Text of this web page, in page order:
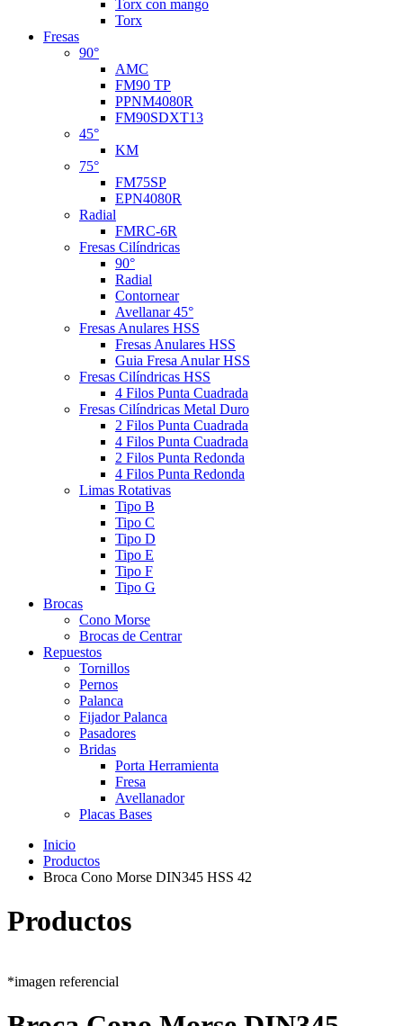
Torx con mango
Torx
Fresas
90°
AMC
FM90 TP
PPNM4080R
FM90SDXT13
45°
KM
75°
FM75SP
EPN4080R
Radial
FMRC-6R
Fresas Cilíndricas
90°
Radial
Contornear
Avellanar 45°
Fresas Anulares HSS
Fresas Anulares HSS
Guia Fresa Anular HSS
Fresas Cilíndricas HSS
4 Filos Punta Cuadrada
Fresas Cilíndricas Metal Duro
2 Filos Punta Cuadrada
4 Filos Punta Cuadrada
2 Filos Punta Redonda
4 Filos Punta Redonda
Limas Rotativas
Tipo B
Tipo C
Tipo D
Tipo E
Tipo F
Tipo G
Brocas
Cono Morse
Brocas de Centrar
Repuestos
Tornillos
Pernos
Palanca
Fijador Palanca
Pasadores
Bridas
Porta Herramienta
Fresa
Avellanador
Placas Bases
Inicio
Productos
Broca Cono Morse DIN345 HSS 42
Productos
*imagen referencial